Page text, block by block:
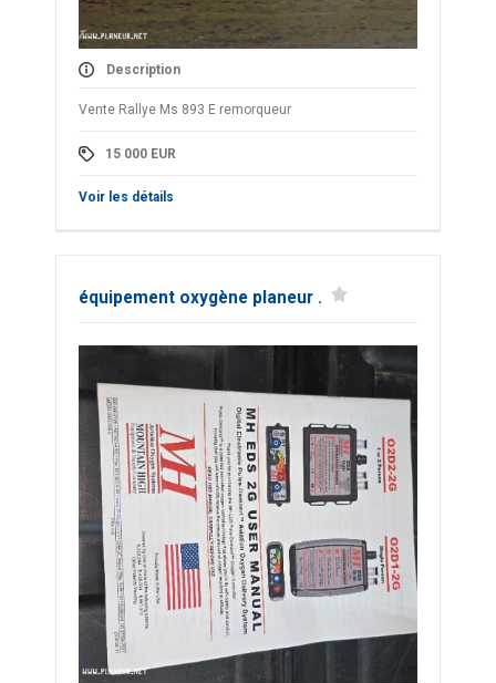
Description
Vente Rallye Ms 893 E remorqueur
15 000 EUR
Voir les détails
équipement oxygène planeur .